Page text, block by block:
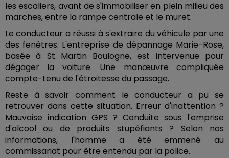
les escaliers, avant de s'immobiliser en plein milieu des
marches, entre la rampe centrale et le muret.
Le conducteur a réussi à s'extraire du véhicule par une
des fenêtres. L'entreprise de dépannage Marie-Rose,
basée à St Martin Boulogne, est intervenue pour
dégager la voiture. Une manœuvre compliquée
compte-tenu de l'étroitesse du passage.
Reste à savoir comment le conducteur a pu se
retrouver dans cette situation. Erreur d'inattention ?
Mauvaise indication GPS ? Conduite sous l'emprise
d'alcool ou de produits stupéfiants ? Selon nos
informations, l'homme a été emmené au
commissariat pour être entendu par la police.